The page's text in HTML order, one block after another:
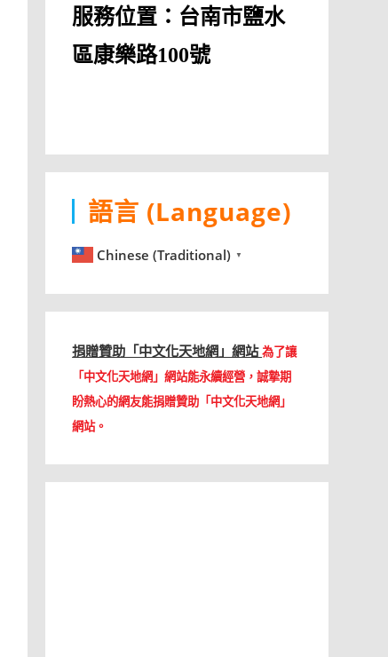
服務位置：台南市鹽水
區康樂路100號
語言 (Language)
Chinese (Traditional) ▼
捐贈贊助「中文化天地網」網站為了讓
「中文化天地網」網站能永續經營，誠摯期
盼熱心的網友能捐贈贊助「中文化天地網」
網站。